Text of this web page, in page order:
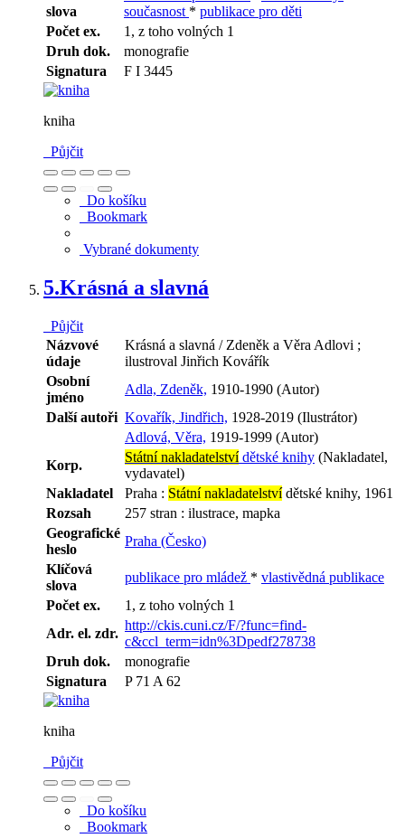
slova
současnost * publikace pro děti
Počet ex.
1, z toho volných 1
Druh dok.
monografie
Signatura
F I 3445
kniha
Půjčit
Do košíku
Bookmark
Vybrané dokumenty
5.Krásná a slavná
Půjčit
Názvové
údaje
Krásná a slavná / Zdeněk a Věra Adlovi ;
ilustroval Jinřich Kovářík
Osobní
jméno
Adla, Zdeněk, 1910-1990 (Autor)
Další autoři Kovařík, Jindřich, 1928-2019 (Ilustrátor)
Adlová, Věra, 1919-1999 (Autor)
Korp.
Státní nakladatelstvídětské knihy (Nakladatel,
vydavatel)
Nakladatel
Praha : Státní nakladatelstvídětské knihy, 1961
Rozsah
257 stran : ilustrace, mapka
Geografické
heslo
Praha (Česko)
Klíčová
slova
publikace pro mládež * vlastivědná publikace
Počet ex.
1, z toho volných 1
Adr. el. zdr.
http://ckis.cuni.cz/F/?func=find-
c&ccl_term=idn%3Dpedf278738
Druh dok.
monografie
Signatura
P 71 A 62
kniha
Půjčit
Do košíku
Bookmark